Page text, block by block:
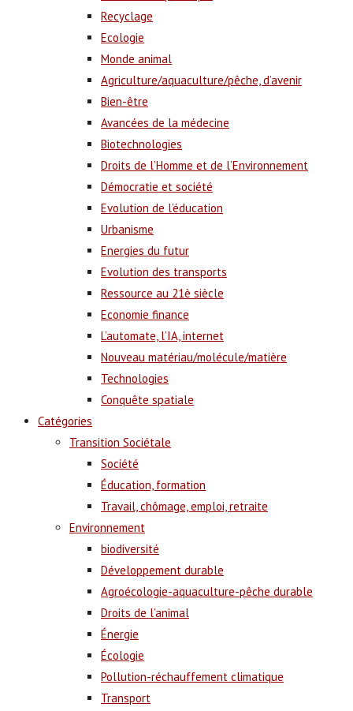
Recyclage
Ecologie
Monde animal
Agriculture/aquaculture/pêche, d’avenir
Bien-être
Avancées de la médecine
Biotechnologies
Droits de l’Homme et de l’Environnement
Démocratie et société
Evolution de l’éducation
Urbanisme
Energies du futur
Evolution des transports
Ressource au 21è siècle
Economie finance
L’automate, l’IA, internet
Nouveau matériau/molécule/matière
Technologies
Conquête spatiale
Catégories
Transition Sociétale
Société
Éducation, formation
Travail, chômage, emploi, retraite
Environnement
biodiversité
Développement durable
Agroécologie-aquaculture-pêche durable
Droits de l’animal
Énergie
Écologie
Pollution-réchauffement climatique
Transport